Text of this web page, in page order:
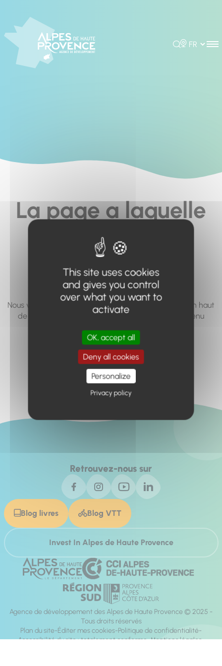
Rechercher
Choisir la
La page a laquelle
vous cherchez à
accéder n'existe
pas... ou plus.
Nous vous invitons à utiliser le moteur de recherche en haut
de page, ou à utiliser le menu pour trouver le contenu
Retour à l'accueil
Retrouvez-nous sur
Blog livres Blog VTT
Invest In Alpes de Haute Provence
Agence de développement des Alpes de Haute Provence © 2025 -
Tous droits réservés
Plan du site Éditer mes cookies Politique de confidentialité
Accessibilité du site : totalement conforme Mentions légales
This site uses cookies
and gives you control
over what you want to
activate
OK, accept all
Deny all cookies
Personalize
Privacy policy